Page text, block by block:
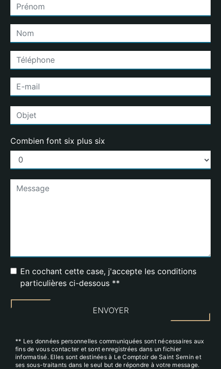
Combien font six plus six
En cochant cette case, j'accepte les conditions
particulières ci-dessous **
ENVOYER
** Les données personnelles communiquées sont nécessaires aux
fins de vous contacter et sont enregistrées dans un fichier
informatisé. Elles sont destinées à Le Comptoir de Saint Sernin et
ses sous-traitants dans le seul but de répondre à votre message.